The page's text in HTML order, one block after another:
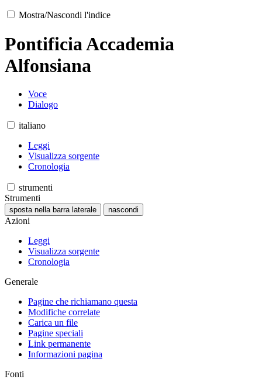
Mostra/Nascondi l'indice
Pontificia Accademia
Alfonsiana
Voce
Dialogo
italiano
Leggi
Visualizza sorgente
Cronologia
strumenti
Strumenti
sposta nella barra laterale nascondi
Azioni
Leggi
Visualizza sorgente
Cronologia
Generale
Pagine che richiamano questa
Modifiche correlate
Carica un file
Pagine speciali
Link permanente
Informazioni pagina
Fonti